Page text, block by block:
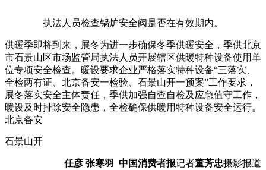
执法人员检查锅炉安全阀是否在有效期内。
供暖季即将到来，展冬为进一步确保冬季供暖安全，季供北京
市石景山区市场监管局执法人员开展辖区供暖特种设备使用单
位专项安全检查。暖设要求企业严格落实特种设备“三落实、
全检两有证、北京备安一检验、石景山开一预案”工作要求，
展冬落实安全主体责任，季供加强自查自检及应急值守工作，
暖设及时排除安全隐患，全检确保供暖用特种设备安全运行。
北京备安
石景山开
任彦 张寒羽 中国消费者报记者董芳忠摄影报道